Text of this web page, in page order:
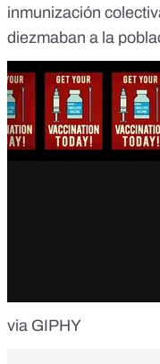
inmunización
diezmaban a la
via GIPHY